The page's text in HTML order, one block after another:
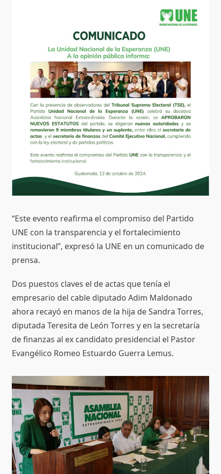
“Este evento reafirma el compromiso del Partido
UNE con la transparencia y el fortalecimiento
institucional”, expresó la UNE en un comunicado de
prensa.
Dos puestos claves el de actas que tenía el
empresario del cable diputado Adim Maldonado
ahora recayó en manos de la hija de Sandra Torres,
diputada Teresita de León Torres y en la secretaría
de finanzas al ex candidato presidencial el Pastor
Evangélico Romeo Estuardo Guerra Lemus.